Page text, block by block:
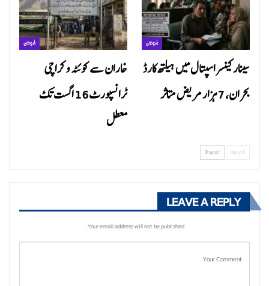
بلوچستان
خاران سے کوئٹہ و کراچی
ٹرانسپورٹ 16 اگست تک
معطل
بلوچستان
سینار کینسر اسپتال میں ہیلتھ کارڈ
بحران، 7 ہزار مریض متاثر
NEXT
LEAVE A REPLY
Your email address will not be published.